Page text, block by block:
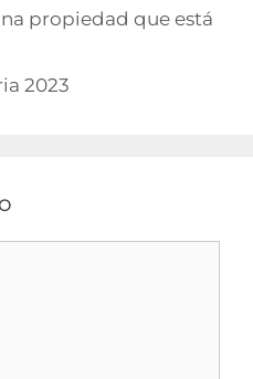
propiedad que está
2023